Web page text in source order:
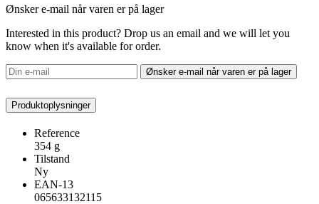
Ønsker e-mail når varen er på lager
Interested in this product? Drop us an email and we will let you
know when it's available for order.
Ønsker e-mail når varen er på lager
Produktoplysninger
Reference
354 g
Tilstand
Ny
EAN-13
065633132115